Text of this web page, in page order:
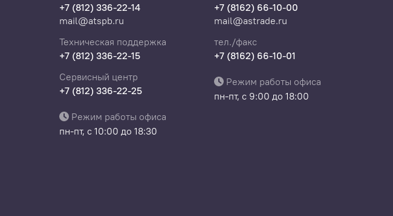
+7 (812) 336-22-14
mail@atspb.ru
Техническая поддержка
+7 (812) 336-22-15
Сервисный центр
+7 (812) 336-22-25
Режим работы офиса
пн-пт, с 10:00 до 18:30
+7 (8162) 66-10-00
mail@astrade.ru
тел./факс
+7 (8162) 66-10-01
Режим работы офиса
пн-пт, с 9:00 до 18:00